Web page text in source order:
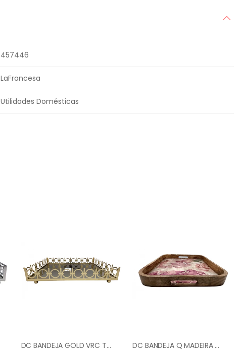
457446
LaFrancesa
Utilidades Domésticas
DC BANDEJA GOLD VRC TRAY 133513 DC BANDEJA Q MADEIRA COM ESMALT 1152-22G